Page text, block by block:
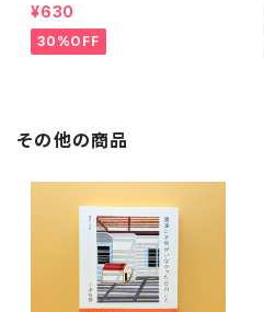
¥630
30%OFF
その他の商品